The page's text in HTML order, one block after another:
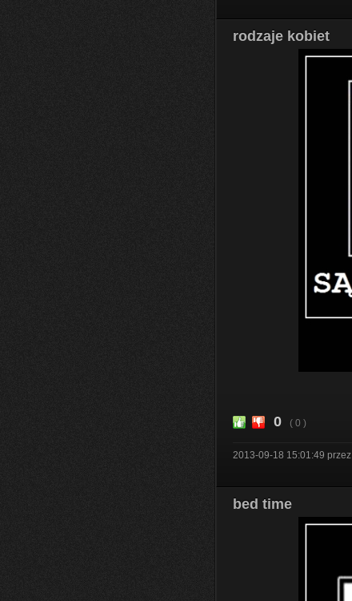
rodzaje kobiet
0 ( 0 )
2013-09-18 15:01:49 przez
bed time